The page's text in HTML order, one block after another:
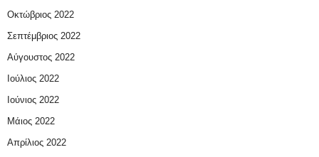
Οκτώβριος 2022
Σεπτέμβριος 2022
Αύγουστος 2022
Ιούλιος 2022
Ιούνιος 2022
Μάιος 2022
Απρίλιος 2022